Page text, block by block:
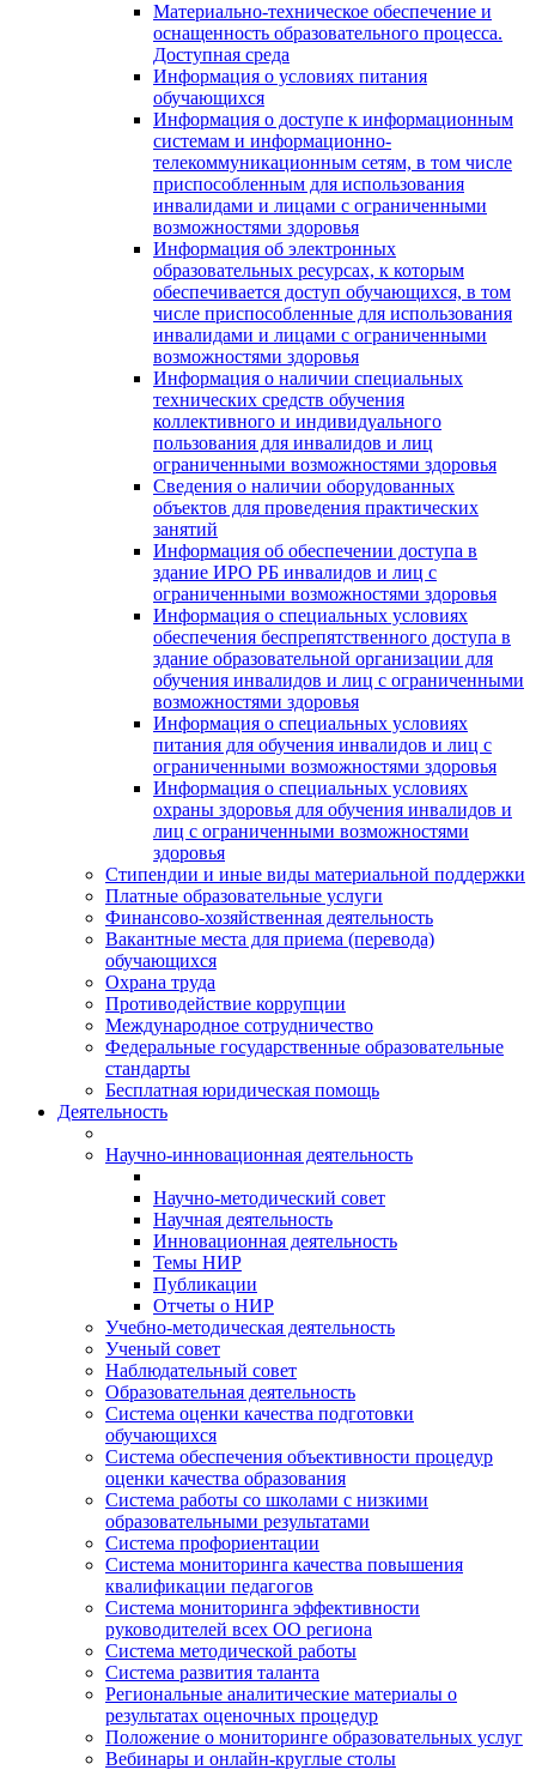
Материально-техническое обеспечение и
оснащенность образовательного процесса.
Доступная среда
Информация о условиях питания
обучающихся
Информация о доступе к информационным
системам и информационно-
телекоммуникационным сетям, в том числе
приспособленным для использования
инвалидами и лицами с ограниченными
возможностями здоровья
Информация об электронных
образовательных ресурсах, к которым
обеспечивается доступ обучающихся, в том
числе приспособленные для использования
инвалидами и лицами с ограниченными
возможностями здоровья
Информация о наличии специальных
технических средств обучения
коллективного и индивидуального
пользования для инвалидов и лиц
ограниченными возможностями здоровья
Сведения о наличии оборудованных
объектов для проведения практических
занятий
Информация об обеспечении доступа в
здание ИРО РБ инвалидов и лиц с
ограниченными возможностями здоровья
Информация о специальных условиях
обеспечения беспрепятственного доступа в
здание образовательной организации для
обучения инвалидов и лиц с ограниченными
возможностями здоровья
Информация о специальных условиях
питания для обучения инвалидов и лиц с
ограниченными возможностями здоровья
Информация о специальных условиях
охраны здоровья для обучения инвалидов и
лиц с ограниченными возможностями
здоровья
Стипендии и иные виды материальной поддержки
Платные образовательные услуги
Финансово-хозяйственная деятельность
Вакантные места для приема (перевода)
обучающихся
Охрана труда
Противодействие коррупции
Международное сотрудничество
Федеральные государственные образовательные
стандарты
Бесплатная юридическая помощь
Деятельность
Научно-инновационная деятельность
Научно-методический совет
Научная деятельность
Инновационная деятельность
Темы НИР
Публикации
Отчеты о НИР
Учебно-методическая деятельность
Ученый совет
Наблюдательный совет
Образовательная деятельность
Система оценки качества подготовки
обучающихся
Система обеспечения объективности процедур
оценки качества образования
Система работы со школами с низкими
образовательными результатами
Система профориентации
Система мониторинга качества повышения
квалификации педагогов
Система мониторинга эффективности
руководителей всех ОО региона
Система методической работы
Система развития таланта
Региональные аналитические материалы о
результатах оценочных процедур
Положение о мониторинге образовательных услуг
Вебинары и онлайн-круглые столы